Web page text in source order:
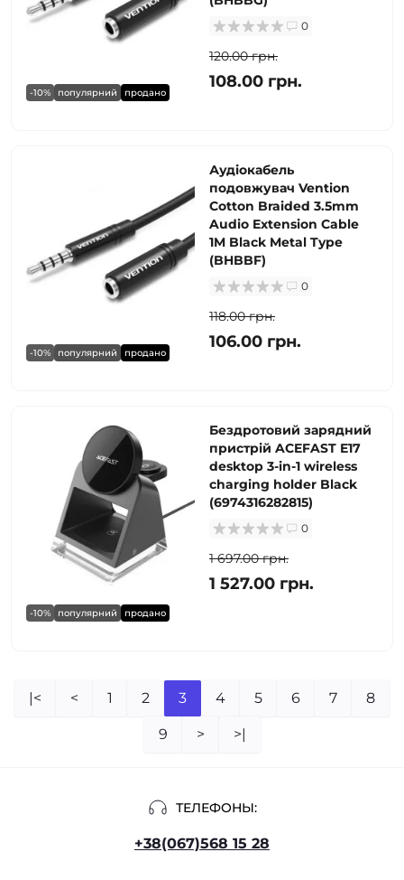
-10% популярний продано
0
120.00 грн.
108.00 грн.
-10% популярний продано
Аудіокабель
подовжувач Vention
Cotton Braided 3.5mm
Audio Extension Cable
1M Black Metal Type
(BHBBF)
0
118.00 грн.
106.00 грн.
-10% популярний продано
Бездротовий зарядний
пристрій ACEFAST E17
desktop 3-in-1 wireless
charging holder Black
(6974316282815)
0
1 697.00 грн.
1 527.00 грн.
|< < 1 2 3 4 5 6 7 8
9 > >|
ТЕЛЕФОНЫ:
+38(067)568 15 28